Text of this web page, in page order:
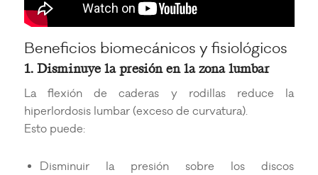
Beneficios biomecánicos y fisiológicos
1. Disminuye la presión en la zona lumbar
La flexión de caderas y rodillas reduce la
hiperlordosis lumbar (exceso de curvatura).
Esto puede:
Disminuir la presión sobre los discos